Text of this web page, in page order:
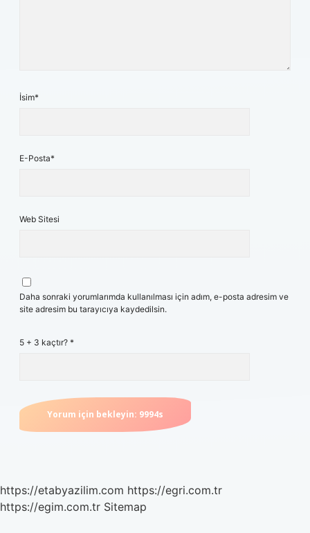
İsim*
E-Posta*
Web Sitesi
Daha sonraki yorumlarımda kullanılması için adım, e-posta adresim ve
site adresim bu tarayıcıya kaydedilsin.
5 + 3 kaçtır? *
https://etabyazilim.com https://egri.com.tr
https://egim.com.tr Sitemap